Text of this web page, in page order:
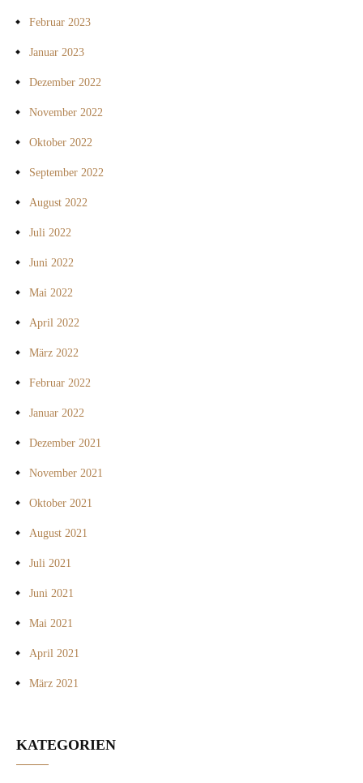
Februar 2023
Januar 2023
Dezember 2022
November 2022
Oktober 2022
September 2022
August 2022
Juli 2022
Juni 2022
Mai 2022
April 2022
März 2022
Februar 2022
Januar 2022
Dezember 2021
November 2021
Oktober 2021
August 2021
Juli 2021
Juni 2021
Mai 2021
April 2021
März 2021
KATEGORIEN